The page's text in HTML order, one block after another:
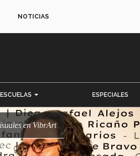
NOTICIAS
ESCUELAS ESPECIALES
en VibrArt